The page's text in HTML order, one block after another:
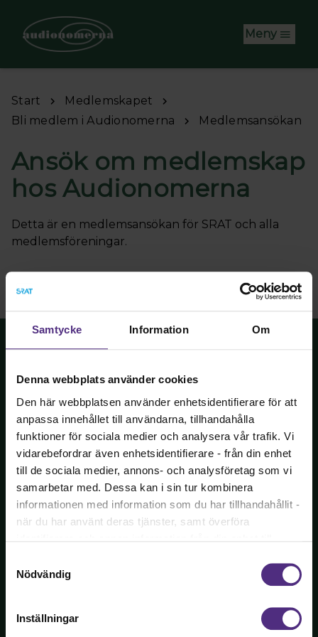
Samtycke Information Om
Denna webbplats använder cookies
Den här webbplatsen använder enhetsidentifierare för att
anpassa innehållet till användarna, tillhandahålla
funktioner för sociala medier och analysera vår trafik. Vi
vidarebefordrar även enhetsidentifierare - från din enhet
till de sociala medier, annons- och analysföretag som vi
samarbetar med. Dessa kan i sin tur kombinera
informationen med information som du har tillhandahållit -
när du har använt deras tjänster, samt överföra
Dock har vi lagt in anonymisering av IP-adress i
förhållande till Google Analytics. Du godkänner våra
cookies vid fortsatt användande av vår webbplats.
Nödvändig
Inställningar
Meny
Start
Medlemskapet
Bli medlem i Audionomerna
Medlemsansökan
Ansök om medlemskap
hos Audionomerna
Detta är en medlemsansökan för SRAT och alla
medlemsföreningar.
Audionomernas egen förening.
Bli medlem
Kontakt
08-442 44 60
Fler kontaktuppgifter